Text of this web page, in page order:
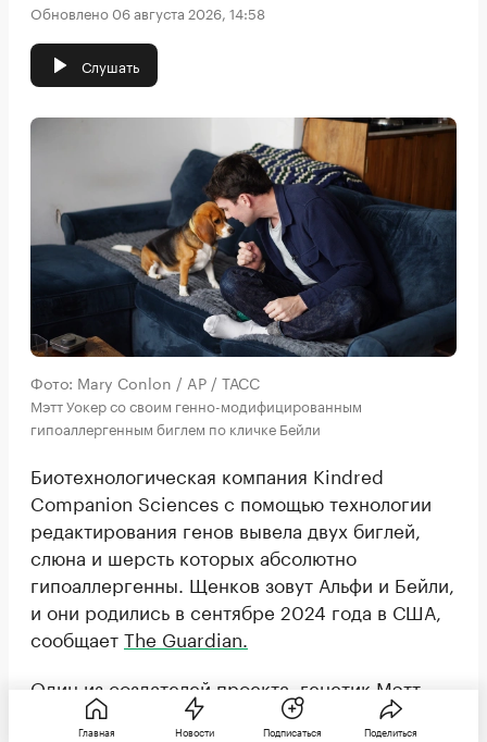
Обновлено 06 августа 2026, 14:58
Слушать
Фото: Mary Conlon / AP / ТАСС
Мэтт Уокер со своим генно-модифицированным
гипоаллергенным биглем по кличке Бейли
Биотехнологическая компания Kindred
Companion Sciences с помощью технологии
редактирования генов вывела двух биглей,
слюна и шерсть которых абсолютно
гипоаллергенны. Щенков зовут Альфи и Бейли,
и они родились в сентябре 2024 года в США,
сообщаетThe Guardian.
Один из создателей проекта, генетик Мэтт
Уокер, из-за своей аллергии раньше не мог
Главная Новости Подписаться Поделиться